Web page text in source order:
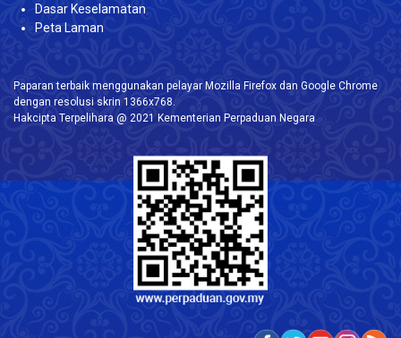
Dasar Keselamatan
Peta Laman
Paparan terbaik menggunakan pelayar Mozilla Firefox dan Google Chrome
dengan resolusi skrin 1366x768.
Hakcipta Terpelihara @ 2021 Kementerian Perpaduan Negara